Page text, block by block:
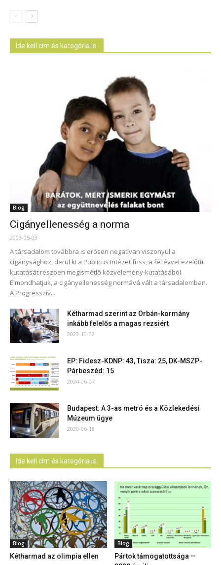
Ide kell cím és kategória is.
Blog
Cigányellenesség a norma
2009-05-03
A társadalom továbbra is erősen negatívan viszonyul a
cigánysághoz, derül ki a Publicus Intézet friss, a fél évvel ezelőtti
kutatását részben megismétlő közvélemény-kutatásából.
Elmondhatjuk, a cigányellenesség normává vált a társadalomban.
A Progresszív...
Kétharmad szerint az Orbán-kormány
inkább felelős a magas rezsiért
2023-10-02
EP: Fidesz-KDNP: 43, Tisza: 25, DK-MSZP-
Párbeszéd: 15
2024-06-07
Budapest: A 3-as metró és a Közlekedési
Múzeum ügye
2020-06-18
Ide kell cím és kategória is.
Blog
Kétharmad az olimpia ellen
Blog
Pártok támogatottsága —